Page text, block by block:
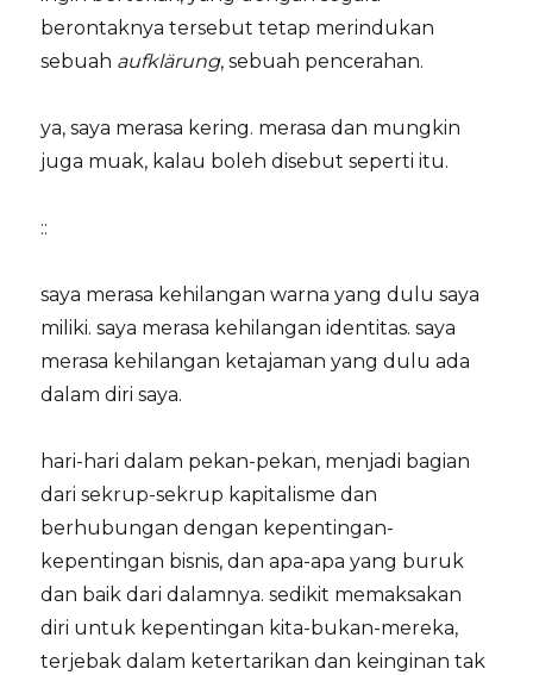
berontaknya tersebut tetap merindukan
sebuah aufklärung, sebuah pencerahan.
ya, saya merasa kering. merasa dan mungkin
juga muak, kalau boleh disebut seperti itu.
::
saya merasa kehilangan warna yang dulu saya
miliki. saya merasa kehilangan identitas. saya
merasa kehilangan ketajaman yang dulu ada
dalam diri saya.
hari-hari dalam pekan-pekan, menjadi bagian
dari sekrup-sekrup kapitalisme dan
berhubungan dengan kepentingan-
kepentingan bisnis, dan apa-apa yang buruk
dan baik dari dalamnya. sedikit memaksakan
diri untuk kepentingan kita-bukan-mereka,
terjebak dalam ketertarikan dan keinginan tak